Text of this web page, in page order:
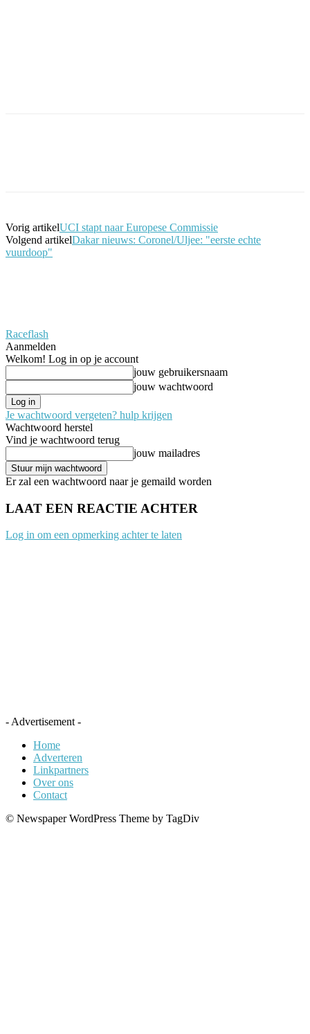
Vorig artikelUCI stapt naar Europese Commissie
Volgend artikelDakar nieuws: Coronel/Uljee: "eerste echte
vuurdoop"
Raceflash
Aanmelden
Welkom! Log in op je account
jouw gebruikersnaam
jouw wachtwoord
Je wachtwoord vergeten? hulp krijgen
Wachtwoord herstel
Vind je wachtwoord terug
jouw mailadres
Er zal een wachtwoord naar je gemaild worden
LAAT EEN REACTIE ACHTER
Log in om een opmerking achter te laten
- Advertisement -
Home
Adverteren
Linkpartners
Over ons
Contact
© Newspaper WordPress Theme by TagDiv